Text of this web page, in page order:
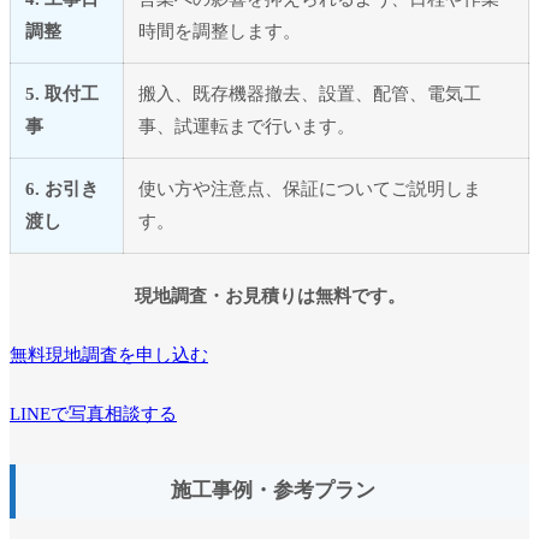
調整
時間を調整します。
5. 取付工
事
搬入、既存機器撤去、設置、配管、電気工
事、試運転まで行います。
6. お引き
渡し
使い方や注意点、保証についてご説明しま
す。
現地調査・お見積りは無料です。
無料現地調査を申し込む
LINEで写真相談する
施工事例・参考プラン